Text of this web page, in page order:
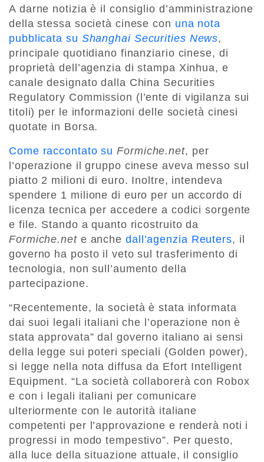
A darne notizia è il consiglio d’amministrazione
della stessa società cinese con una nota
pubblicata su Shanghai Securities News,
principale quotidiano finanziario cinese, di
proprietà dell’agenzia di stampa Xinhua, e
canale designato dalla China Securities
Regulatory Commission (l’ente di vigilanza sui
titoli) per le informazioni delle società cinesi
quotate in Borsa.
Come raccontato su Formiche.net, per
l’operazione il gruppo cinese aveva messo sul
piatto 2 milioni di euro. Inoltre, intendeva
spendere 1 milione di euro per un accordo di
licenza tecnica per accedere a codici sorgente
e file. Stando a quanto ricostruito da
Formiche.net e anche dall’agenzia Reuters, il
governo ha posto il veto sul trasferimento di
tecnologia, non sull’aumento della
partecipazione.
“Recentemente, la società è stata informata
dai suoi legali italiani che l’operazione non è
stata approvata” dal governo italiano ai sensi
della legge sui poteri speciali (Golden power),
si legge nella nota diffusa da Efort Intelligent
Equipment. “La società collaborerà con Robox
e con i legali italiani per comunicare
ulteriormente con le autorità italiane
competenti per l’approvazione e renderà noti i
progressi in modo tempestivo”. Per questo,
alla luce della situazione attuale, il consiglio